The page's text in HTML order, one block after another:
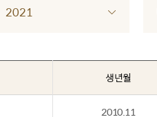
2021
생년월
2010.11